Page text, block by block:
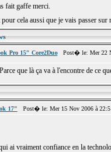
fait gaffe merci.
pour cela aussi que je vais passer
Pro 15" Core2DuoPost� le: Mer 22
que là ça va à l'encontre de ce
17" Post� le: Mer 15 Nov 2006 à
ai vraiment confiance en la